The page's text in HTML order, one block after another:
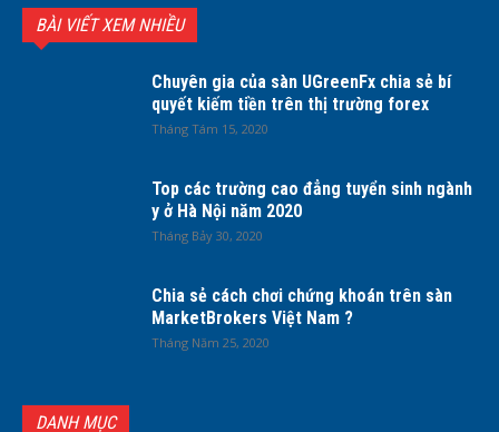
BÀI VIẾT XEM NHIỀU
Chuyên gia của sàn UGreenFx chia sẻ bí
quyết kiếm tiền trên thị trường forex
Tháng Tám 15, 2020
Top các trường cao đẳng tuyển sinh ngành
y ở Hà Nội năm 2020
Tháng Bảy 30, 2020
Chia sẻ cách chơi chứng khoán trên sàn
MarketBrokers Việt Nam ?
Tháng Năm 25, 2020
DANH MỤC